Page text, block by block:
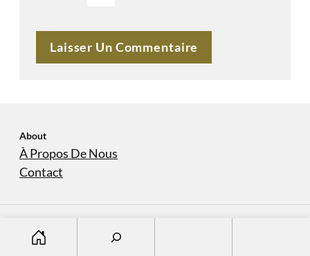
About
À Propos De Nous
Contact
Copyright © 2023